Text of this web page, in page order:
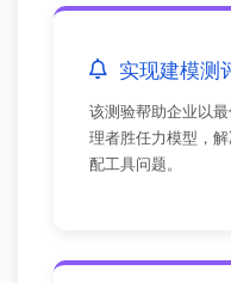
实现建模测
该测验帮助企业以
理者胜任力模型，
配工具问题。